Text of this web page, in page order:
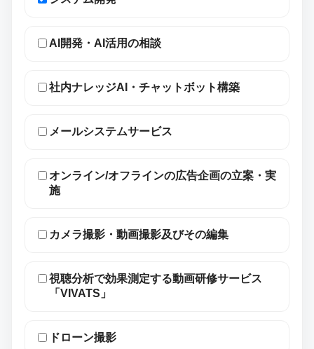
AI開発・AI活用の相談
社内ナレッジAI・チャットボット構築
メールシステムサービス
オンライン/オフラインの広告企画の立案・実
施
カメラ撮影・動画撮影及びその編集
視聴分析で効果測定する動画研修サービス
「VIVATS」
ドローン撮影